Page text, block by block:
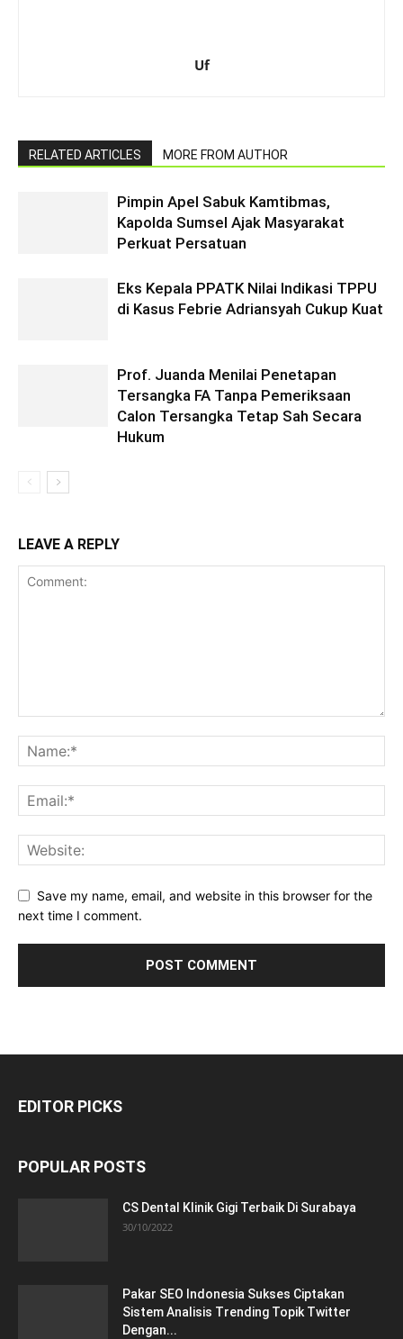
Uf
RELATED ARTICLES MORE FROM AUTHOR
Pimpin Apel Sabuk Kamtibmas,
Kapolda Sumsel Ajak Masyarakat
Perkuat Persatuan
Eks Kepala PPATK Nilai Indikasi TPPU
di Kasus Febrie Adriansyah Cukup Kuat
Prof. Juanda Menilai Penetapan
Tersangka FA Tanpa Pemeriksaan
Calon Tersangka Tetap Sah Secara
Hukum
LEAVE A REPLY
Save my name, email, and website in this browser for the
next time I comment.
EDITOR PICKS
POPULAR POSTS
CS Dental Klinik Gigi Terbaik Di Surabaya
30/10/2022
Pakar SEO Indonesia Sukses Ciptakan
Sistem Analisis Trending Topik Twitter
Dengan...